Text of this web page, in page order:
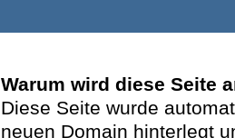
Warum wird diese Seite
Diese Seite wurde
neuen Domain hinterlegt